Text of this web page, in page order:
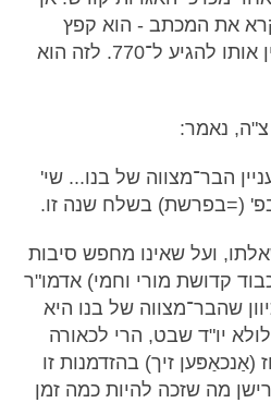
את המכתב - הוא קפץ
בהתרגשות. מכתב המזמין אותו להגיע ל־770. לזה הוא
נאמר:
הבר־מצווה של בנו... שי'
(=בפרשת) בשלח שנה זו.
ועל שאינו מחפש סיבות
קדושת מורי וחמי) אדמו"ר
שהבר־מצווה של בנו היא
יו"ד שבט, הרי לכאורה
(אַנכאַפּען זיך) בהזדמנות זו
מה שזכה להיות כמה זמן